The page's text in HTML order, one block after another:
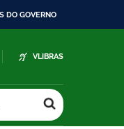
DO GOVERNO
VLIBRAS